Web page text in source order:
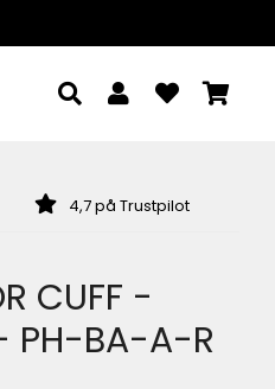
SØG LOG IND
4,7 på Trustpilot
CUFF -
- PH-BA-A-R